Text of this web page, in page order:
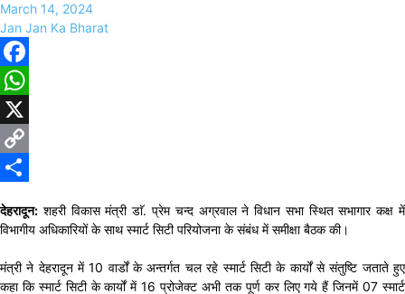
March 14, 2024
Jan Jan Ka Bharat
Facebook
WhatsApp
X
Copy
देहरादून: शहरी विकास मंत्री डाॅ. प्रेम चन्द अग्रवाल ने विधान सभा स्थित सभागार कक्ष में
विभागीय अधिकारियों के साथ स्मार्ट सिटी परियोजना के संबंध में समीक्षा बैठक की।
मंत्री ने देहरादून में 10 वार्डों के अन्तर्गत चल रहे स्मार्ट सिटी के कार्यों से संतुष्टि जताते हुए
कहा कि स्मार्ट सिटी के कार्यों में 16 प्रोजेक्ट अभी तक पूर्ण कर लिए गये हैं जिनमें 07 स्मार्ट